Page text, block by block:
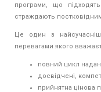
програми, що
страждають
Це один з
перевагами якого
повний цикл
досвідчені,
прийнятна цінова